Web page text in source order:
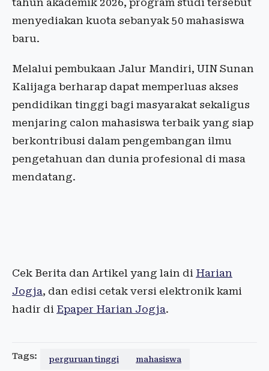
tahun akademik 2026, program studi tersebut
menyediakan kuota sebanyak 50 mahasiswa
baru.
Melalui pembukaan Jalur Mandiri, UIN Sunan
Kalijaga berharap dapat memperluas akses
pendidikan tinggi bagi masyarakat sekaligus
menjaring calon mahasiswa terbaik yang siap
berkontribusi dalam pengembangan ilmu
pengetahuan dan dunia profesional di masa
mendatang.
Cek Berita dan Artikel yang lain di Harian
Jogja, dan edisi cetak versi elektronik kami
hadir di Epaper Harian Jogja.
Tags: perguruan tinggi mahasiswa